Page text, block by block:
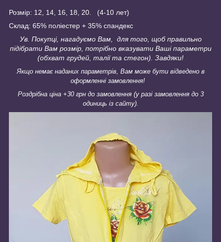
Розмір: 12, 14, 16, 18, 20. (4-10 лет)
Склад: 65% поліестер + 35% спандекс
Ув. Покупці, нагадуємо Вам, для того, щоб правильно
підібрати Вам розмір, потрібно вказувати Ваші параметри
(обхват грудей, талії та стегон). Завдяки!
Якщо немає наданих параметрів, Вам може бути відведено в
оформленні замовлення!
Роздрібна ціна +30 грн до замовлення (у разі замовлення до 3
одиниць із сайту).